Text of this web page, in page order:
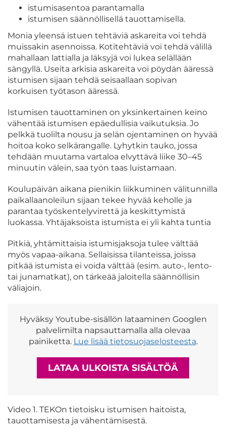
istumisasentoa parantamalla
istumisen säännöllisellä tauottamisella.
Monia yleensä istuen tehtäviä askareita voi tehdä
muissakin asennoissa. Kotitehtäviä voi tehdä välillä
mahallaan lattialla ja läksyjä voi lukea selällään
sängyllä. Useita arkisia askareita voi pöydän ääressä
istumisen sijaan tehdä seisaallaan sopivan
korkuisen työtason ääressä.
Istumisen tauottaminen on yksinkertainen keino
vähentää istumisen epäedullisia vaikutuksia. Jo
pelkkä tuolilta nousu ja selän ojentaminen on hyvää
hoitoa koko selkärangalle. Lyhytkin tauko, jossa
tehdään muutama vartaloa elvyttävä liike 30–45
minuutin välein, saa työn taas luistamaan.
Koulupäivän aikana pienikin liikkuminen välitunnilla
paikallaanoleilun sijaan tekee hyvää keholle ja
parantaa työskentelyvirettä ja keskittymistä
luokassa. Yhtäjaksoista istumista ei yli kahta tuntia
Pitkiä, yhtämittaisia istumisjaksoja tulee välttää
myös vapaa-aikana. Sellaisissa tilanteissa, joissa
pitkää istumista ei voida välttää (esim. auto-, lento-
tai junamatkat), on tärkeää jaloitella säännöllisin
väliajoin.
Hyväksy Youtube-sisällön lataaminen Googlen
palvelimilta napsauttamalla alla olevaa
painiketta. Lue lisää tietosuojaselosteesta.
LATAA ULKOISTA SISÄLTÖÄ
Video 1. TEKOn tietoisku istumisen haitoista,
tauottamisesta ja vähentämisestä.